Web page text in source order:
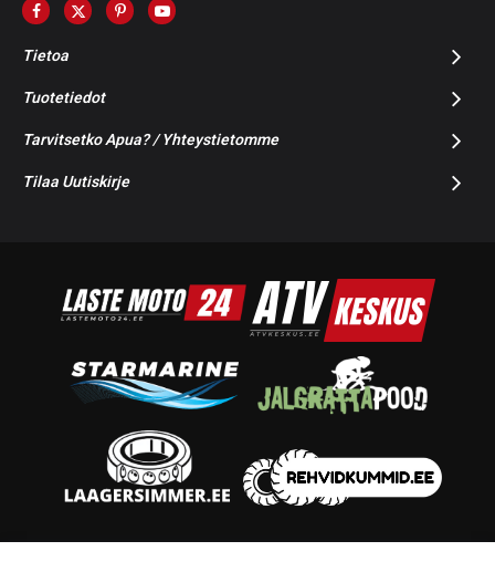
Tietoa
Tuotetiedot
Tarvitsetko Apua? / Yhteystietomme
Tilaa Uutiskirje